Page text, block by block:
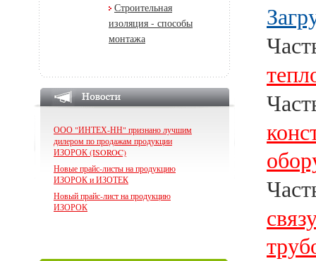
Строительная
изоляция - способы
монтажа
ООО "ИНТЕХ-НН" признано лучшим
дилером по продажам продукции
ИЗОРОК (ISOROC)
Новые прайс-листы на продукцию
ИЗОРОК и ИЗОТЕК
Новый прайс-лист на продукцию
ИЗОРОК